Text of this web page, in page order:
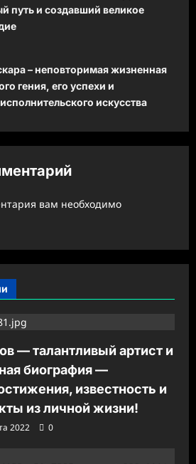
путь и создавший великое
– неповторимая жизненная
гения, его успехи и
искусства
вам необходимо
— талантливый артист и
биография —
известность и
из личной жизни!
2022 0